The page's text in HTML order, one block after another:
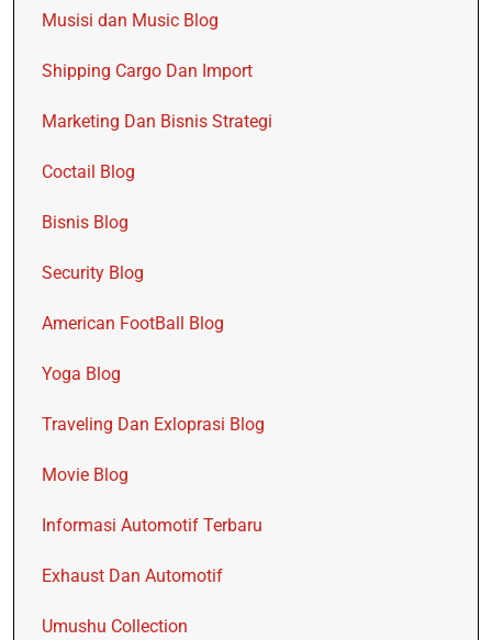
Musisi dan Music Blog
Shipping Cargo Dan Import
Marketing Dan Bisnis Strategi
Coctail Blog
Bisnis Blog
Security Blog
American FootBall Blog
Yoga Blog
Traveling Dan Exloprasi Blog
Movie Blog
Informasi Automotif Terbaru
Exhaust Dan Automotif
Umushu Collection